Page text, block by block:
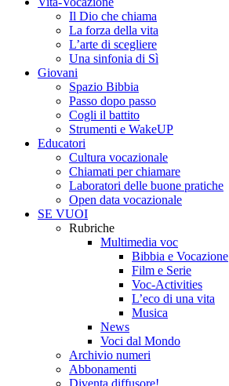
Il Dio che chiama
La forza della vita
L’arte di scegliere
Una sinfonia di Sì
Giovani
Spazio Bibbia
Passo dopo passo
Cogli il battito
Strumenti e WakeUP
Educatori
Cultura vocazionale
Chiamati per chiamare
Laboratori delle buone pratiche
Open data vocazionale
SE VUOI
Rubriche
Multimedia voc
Bibbia e Vocazione
Film e Serie
Voc-Activities
L’eco di una vita
Musica
News
Voci dal Mondo
Archivio numeri
Abbonamenti
Diventa diffusore!